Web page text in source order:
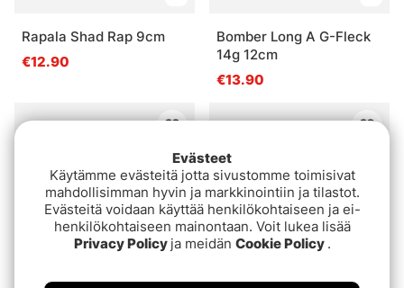
Rapala Shad Rap 9cm
€12.90
Bomber Long A G-Fleck
14g 12cm
€13.90
Evästeet
Käytämme evästeitä jotta sivustomme toimisivat
mahdollisimman hyvin ja markkinointiin ja tilastot.
Evästeitä voidaan käyttää henkilökohtaiseen ja ei-
henkilökohtaiseen mainontaan. Voit lukea lisää
Privacy Policy ja meidän Cookie Policy .